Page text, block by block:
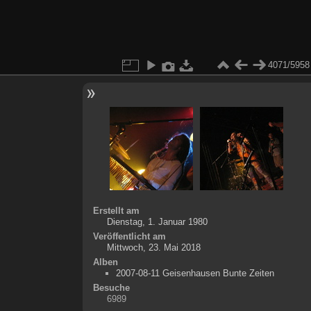
4071/5958
Erstellt am
Dienstag, 1. Januar 1980
Veröffentlicht am
Mittwoch, 23. Mai 2018
Alben
2007-08-11 Geisenhausen Bunte Zeiten
Besuche
6989